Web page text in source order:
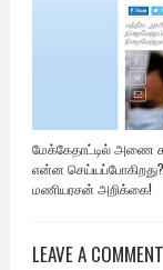
மேக்கேதாட்டில் அணை
என்ன செய்யப்போகிறது?
மணியரசன் அறிக்கை!
LEAVE A COMMENT